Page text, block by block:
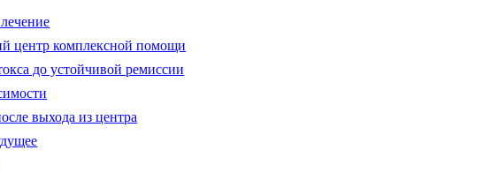
центр комплексной помощи
до устойчивой ремиссии
выхода из центра